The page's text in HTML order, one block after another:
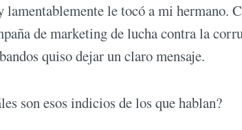
lamentablemente le tocó a mi hermano.
de marketing de lucha contra la
quiso dejar un claro mensaje.
son esos indicios de los que hablan?